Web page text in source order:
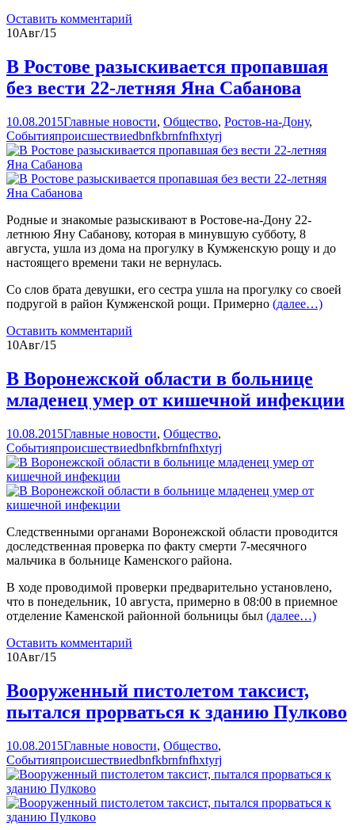
Оставить комментарий
10Авг/15
В Ростове разыскивается пропавшая
без вести 22-летняя Яна Сабанова
10.08.2015Главные новости, Общество, Ростов-на-Дону,
Событияпроисшествиеdbnfkbrnfnfhxtyrj
Родные и знакомые разыскивают в Ростове-на-Дону 22-
летнюю Яну Сабанову, которая в минувшую субботу, 8
августа, ушла из дома на прогулку в Кумженскую рощу и до
настоящего времени таки не вернулась.
Со слов брата девушки, его сестра ушла на прогулку со своей
подругой в район Кумженской рощи. Примерно (далее…)
Оставить комментарий
10Авг/15
В Воронежской области в больнице
младенец умер от кишечной инфекции
10.08.2015Главные новости, Общество,
Событияпроисшествиеdbnfkbrnfnfhxtyrj
Следственными органами Воронежской области проводится
доследственная проверка по факту смерти 7-месячного
мальчика в больнице Каменского района.
В ходе проводимой проверки предварительно установлено,
что в понедельник, 10 августа, примерно в 08:00 в приемное
отделение Каменской районной больницы был (далее…)
Оставить комментарий
10Авг/15
Вооруженный пистолетом таксист,
пытался прорваться к зданию Пулково
10.08.2015Главные новости, Общество,
Событияпроисшествиеdbnfkbrnfnfhxtyrj